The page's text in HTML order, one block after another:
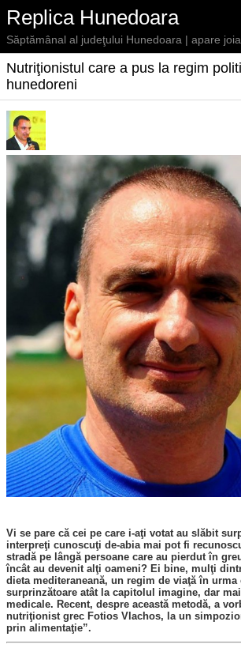
Replica Hunedoara
Săptămânal al judeţului Hunedoara | apare joia
Nutriţionistul care a pus la regim
hunedoreni
Vi se pare că cei pe care i-aţi votat au slăbit
interpreţi cunoscuţi de-abia mai pot fi
stradă pe lângă persoane care au pierdut în
încât au devenit alţi oameni? Ei bine, mulţi
dieta mediteraneană, un regim de viaţă în
surprinzătoare atât la capitolul imagine, dar
medicale. Recent, despre această metodă, a
nutriţionist grec Fotios Vlachos, la un
prin alimentaţie”.